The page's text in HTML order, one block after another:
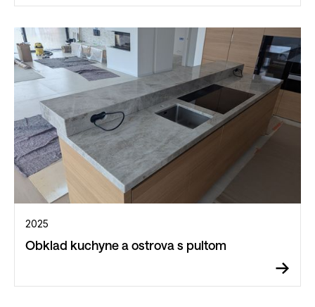
2025
Obklad kuchyne a ostrova s pultom